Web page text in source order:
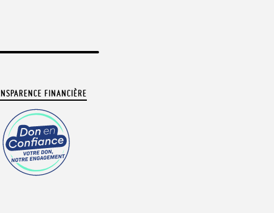
FINANCIÈRE